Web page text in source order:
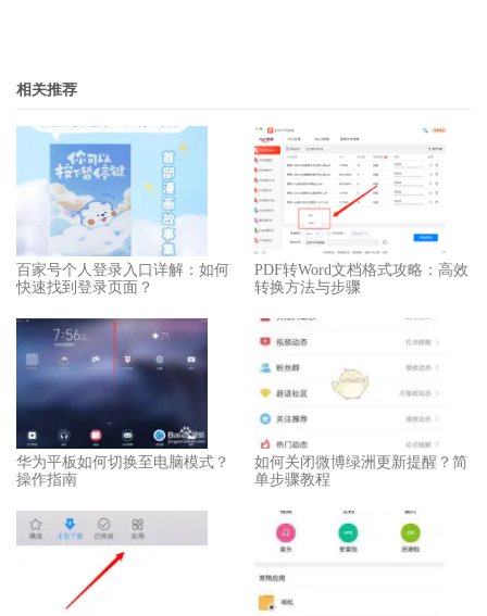
相关推荐
百家号个人登录入口详解：如何
快速找到登录页面？
PDF转Word文档格式攻略：高效
转换方法与步骤
华为平板如何切换至电脑模式？
操作指南
如何关闭微博绿洲更新提醒？简
单步骤教程